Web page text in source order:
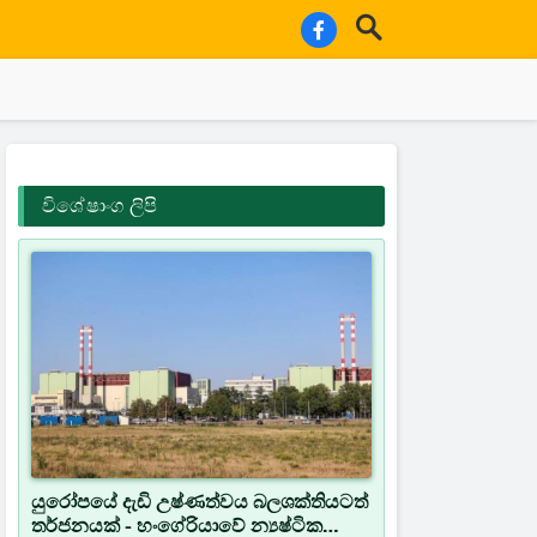
විශේෂාංග ලිපි
යුරෝපයේ දැඩි උෂ්ණත්වය බලශක්තියටත්
තර්ජනයක් - හංගේරියාවේ න්‍යෂ්ටික